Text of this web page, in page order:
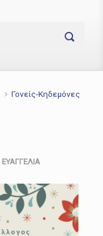
Γονείς-Κηδεμόνες
ΕΥΑΓΓΕΛΙΑ